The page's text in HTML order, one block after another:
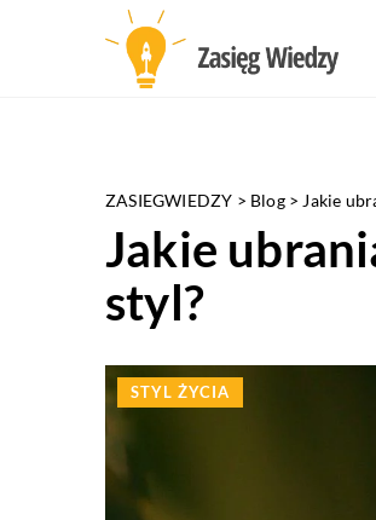
ZASIEGWIEDZY > Blog> Jakie
Jakie
styl?
STYL ŻYCIA